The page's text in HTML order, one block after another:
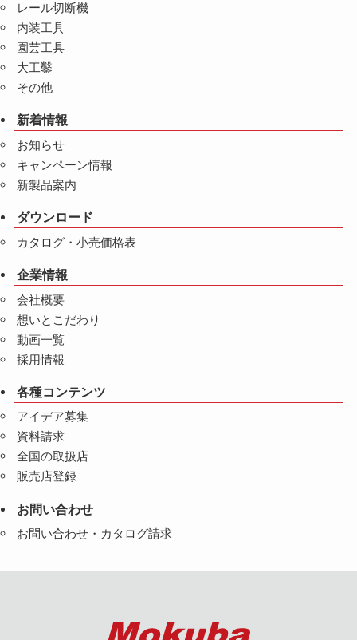
レール切断機
内装工具
園芸工具
大工鑿
その他
新着情報
お知らせ
キャンペーン情報
新製品案内
ダウンロード
カタログ・小売価格表
企業情報
会社概要
想いとこだわり
動画一覧
採用情報
各種コンテンツ
アイデア募集
資料請求
全国の取扱店
販売店登録
お問い合わせ
お問い合わせ・カタログ請求